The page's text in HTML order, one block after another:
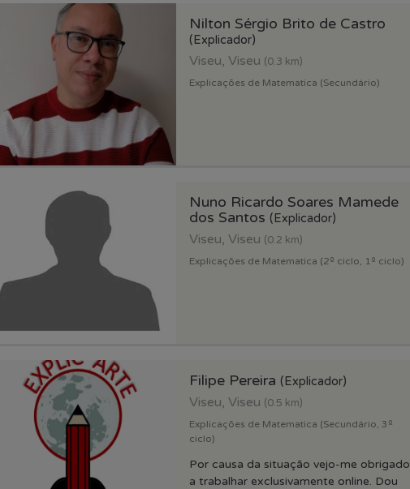
Nilton Sérgio Brito de Castro
(Explicador)
Viseu, Viseu (0.3 km)
Explicações de Matematica (Secundário)
Nuno Ricardo Soares Mamede
dos Santos (Explicador)
Viseu, Viseu (0.2 km)
Explicações de Matematica (2º ciclo, 1º ciclo)
Filipe Pereira (Explicador)
Viseu, Viseu (0.5 km)
Explicações de Matematica (Secundário, 3º
ciclo)
Por causa da situação vejo-me obrigado
a trabalhar exclusivamente online. Dou